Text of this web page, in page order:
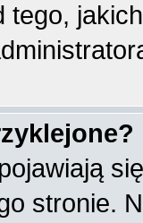
tego,
stronie.